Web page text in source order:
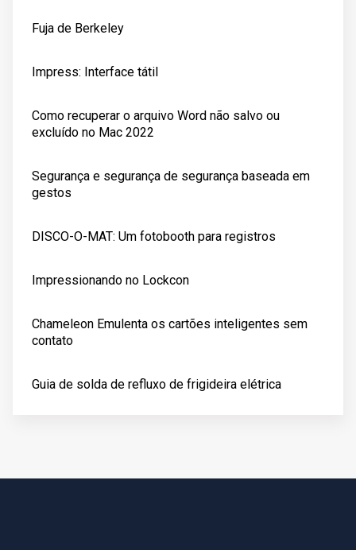
Fuja de Berkeley
Impress: Interface tátil
Como recuperar o arquivo Word não salvo ou
excluído no Mac 2022
Segurança e segurança de segurança baseada em
gestos
DISCO-O-MAT: Um fotobooth para registros
Impressionando no Lockcon
Chameleon Emulenta os cartões inteligentes sem
contato
Guia de solda de refluxo de frigideira elétrica